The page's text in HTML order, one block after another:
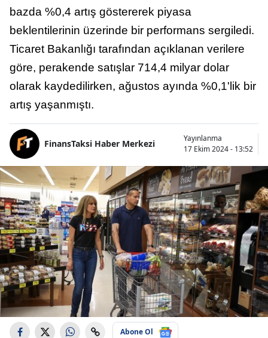
bazda %0,4 artış göstererek piyasa
beklentilerinin üzerinde bir performans sergiledi.
Ticaret Bakanlığı tarafından açıklanan verilere
göre, perakende satışlar 714,4 milyar dolar
olarak kaydedilirken, ağustos ayında %0,1'lik bir
artış yaşanmıştı.
FinansTaksi Haber Merkezi
Yayınlanma
17 Ekim 2024 - 13:52
Abone Ol